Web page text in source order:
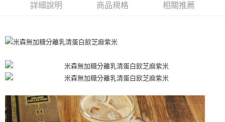
詳細說明 商品規格 相關推薦